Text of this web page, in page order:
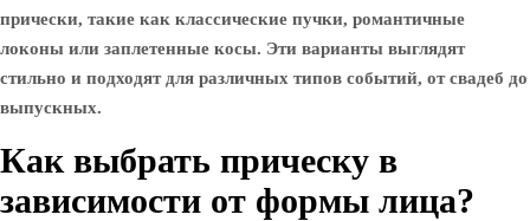
прически, такие как классические пучки, романтичные
локоны или заплетенные косы. Эти варианты выглядят
стильно и подходят для различных типов событий, от свадеб до
выпускных.
Как выбрать прическу в
зависимости от формы лица?